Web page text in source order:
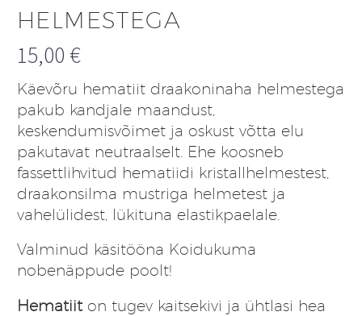
HELMESTEGA
15,00 €
Käevõru hematiit draakoninaha helmestega
pakub kandjale maandust,
keskendumisvõimet ja oskust võtta elu
pakutavat neutraalselt. Ehe koosneb
fassettlihvitud hematiidi kristallhelmestest,
draakonsilma mustriga helmetest ja
vahelülidest, lükituna elastikpaelale.
Valminud käsitööna Koidukuma
nobenäppude poolt!
Hematiiton tugev kaitsekivi ja ühtlasi hea